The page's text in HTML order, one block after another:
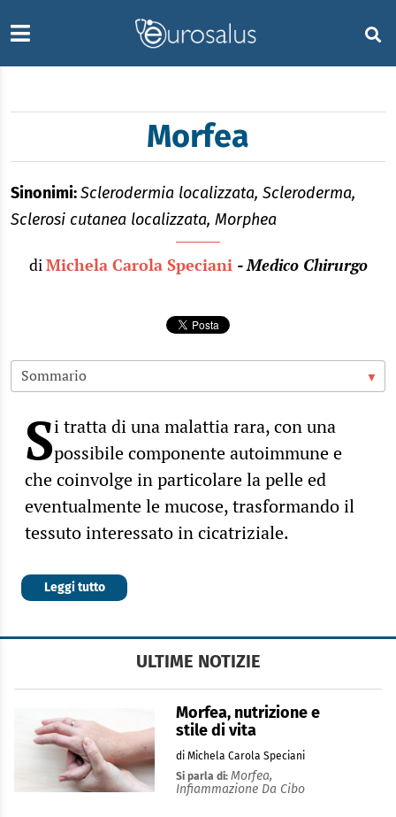
Morfea
Sinonimi:Sclerodermia localizzata, Scleroderma,
Sclerosi cutanea localizzata, Morphea
diMichela Carola Speciani - Medico Chirurgo
Si tratta di una malattia rara, con una
possibile componente autoimmune e
che coinvolge in particolare la pelle ed
eventualmente le mucose, trasformando il
tessuto interessato in cicatriziale.
Leggi tutto
ULTIME NOTIZIE
Morfea, nutrizione e
stile di vita
di Michela Carola Speciani
Si parla di:Morfea,
Infiammazione Da Cibo